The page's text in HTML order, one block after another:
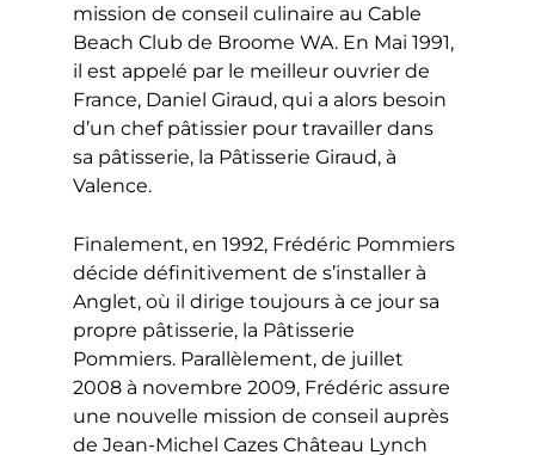
mission de conseil culinaire au Cable
Beach Club de Broome WA. En Mai 1991,
il est appelé par le meilleur ouvrier de
France, Daniel Giraud, qui a alors besoin
d’un chef pâtissier pour travailler dans
sa pâtisserie, la Pâtisserie Giraud, à
Valence.
Finalement, en 1992, Frédéric Pommiers
décide définitivement de s’installer à
Anglet, où il dirige toujours à ce jour sa
propre pâtisserie, la Pâtisserie
Pommiers. Parallèlement, de juillet
2008 à novembre 2009, Frédéric assure
une nouvelle mission de conseil auprès
de Jean-Michel Cazes Château Lynch